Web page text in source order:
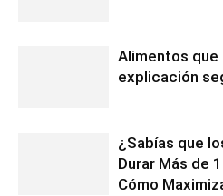
Alimentos
explicación
¿Sabías que
Durar Más de
Cómo